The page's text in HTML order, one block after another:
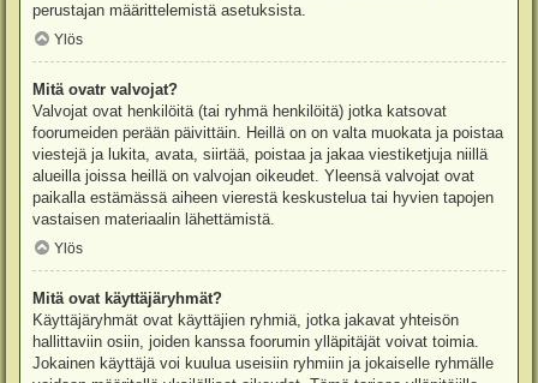
perustajan määrittelemistä asetuksista.
Ylös
Mitä ovatr valvojat?
Valvojat ovat henkilöitä (tai ryhmä henkilöitä) jotka katsovat
foorumeiden perään päivittäin. Heillä on on valta muokata ja poistaa
viestejä ja lukita, avata, siirtää, poistaa ja jakaa viestiketjuja niillä
alueilla joissa heillä on valvojan oikeudet. Yleensä valvojat ovat
paikalla estämässä aiheen vierestä keskustelua tai hyvien tapojen
vastaisen materiaalin lähettämistä.
Ylös
Mitä ovat käyttäjäryhmät?
Käyttäjäryhmät ovat käyttäjien ryhmiä, jotka jakavat yhteisön
hallittaviin osiin, joiden kanssa foorumin ylläpitäjät voivat toimia.
Jokainen käyttäjä voi kuulua useisiin ryhmiin ja jokaiselle ryhmälle